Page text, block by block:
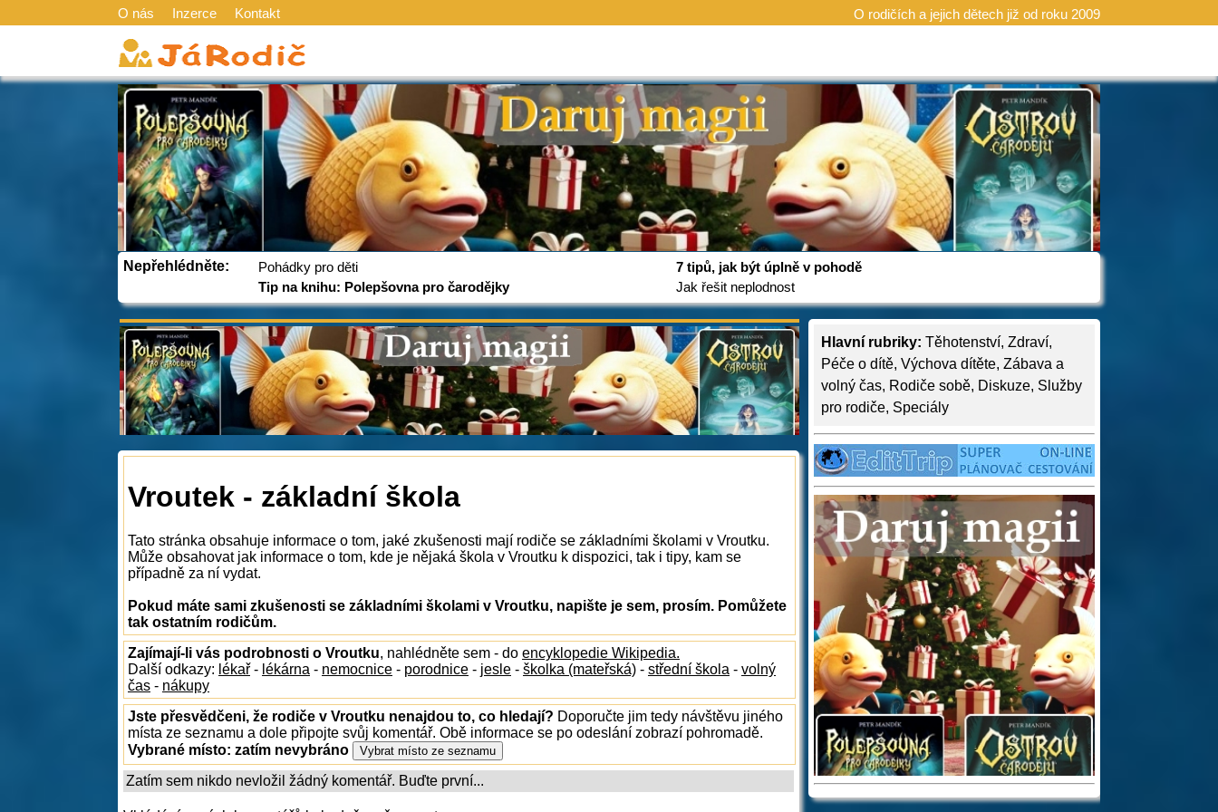
O nás Inzerce Kontakt O rodičích a jejich dětech již od roku 2009
Nepřehlédněte:
Pohádky pro děti
Tip na knihu: Polepšovna pro čarodějky
7 tipů, jak být úplně v pohodě
Jak řešit neplodnost
Hlavní rubriky: Těhotenství, Zdraví,
Péče o dítě, Výchova dítěte, Zábava a
volný čas, Rodiče sobě, Diskuze, Služby
pro rodiče, Speciály
Vroutek - základní škola
Tato stránka obsahuje informace o tom, jaké zkušenosti mají rodiče se základními školami v Vroutku.
Může obsahovat jak informace o tom, kde je nějaká škola v Vroutku k dispozici, tak i tipy, kam se
případně za ní vydat.
Pokud máte sami zkušenosti se základními školami v Vroutku, napište je sem, prosím. Pomůžete
tak ostatním rodičům.
Zajímají-li vás podrobnosti o Vroutku, nahlédněte sem - do encyklopedie Wikipedia.
Další odkazy: lékař - lékárna - nemocnice - porodnice - jesle - školka (mateřská) - střední škola - volný
čas - nákupy
Jste přesvědčeni, že rodiče v Vroutku nenajdou to, co hledají? Doporučte jim tedy návštěvu jiného
místa ze seznamu a dole připojte svůj komentář. Obě informace se po odeslání zobrazí pohromadě.
Vybrané místo: zatím nevybráno
Zatím sem nikdo nevložil žádný komentář. Buďte první...